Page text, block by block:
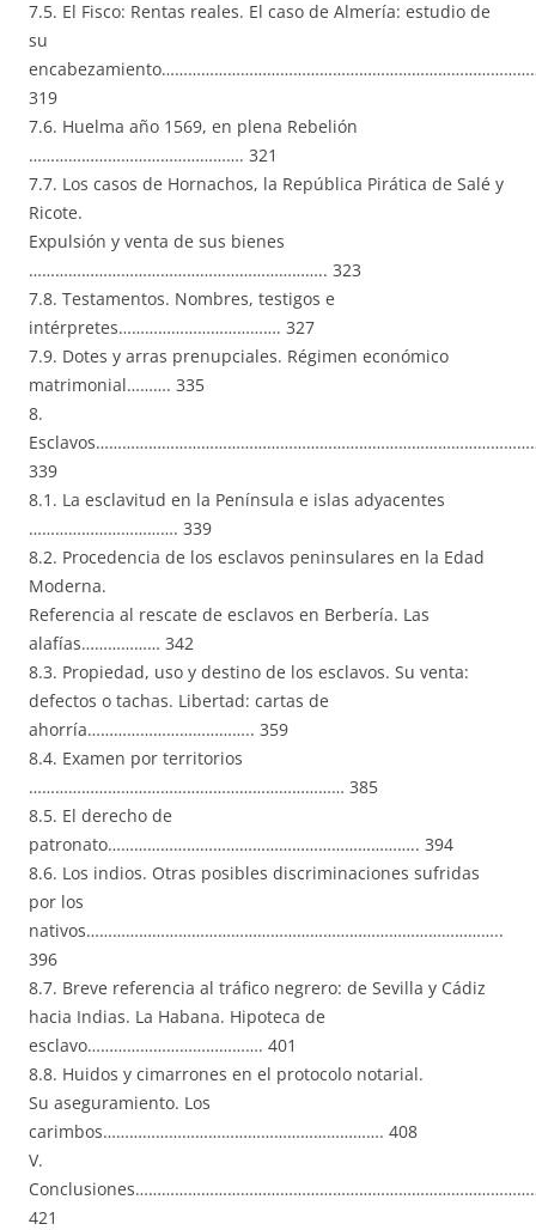
7.5. El Fisco: Rentas reales. El caso de Almería: estudio de
su
319
7.6. Huelma año 1569, en plena Rebelión
…………………………………………. 321
7.7. Los casos de Hornachos, la República Pirática de Salé y
Ricote.
Expulsión y venta de sus bienes
………………………………………………………….. 323
7.8. Testamentos. Nombres, testigos e
intérpretes………………………………. 327
7.9. Dotes y arras prenupciales. Régimen económico
matrimonial………. 335
8.
339
8.1. La esclavitud en la Península e islas adyacentes
……………………………. 339
8.2. Procedencia de los esclavos peninsulares en la Edad
Moderna.
Referencia al rescate de esclavos en Berbería. Las
alafías……………… 342
8.3. Propiedad, uso y destino de los esclavos. Su venta:
defectos o tachas. Libertad: cartas de
ahorría……………………………….. 359
8.4. Examen por territorios
……………………………………………………………… 385
8.5. El derecho de
patronato…………………………………………………………….. 394
8.6. Los indios. Otras posibles discriminaciones sufridas
por los
nativos…………………………………………………………………………………..
396
8.7. Breve referencia al tráfico negrero: de Sevilla y Cádiz
hacia Indias. La Habana. Hipoteca de
esclavo…………………………………. 401
8.8. Huidos y cimarrones en el protocolo notarial.
Su aseguramiento. Los
carimbos………………………………………………………. 408
V.
421